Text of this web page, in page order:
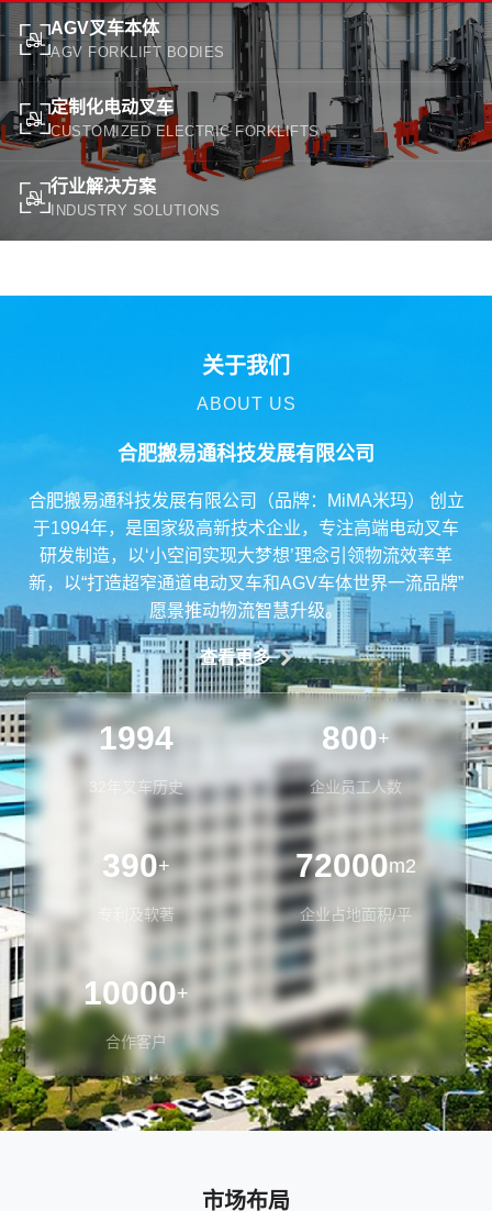
AGV叉车本体
AGV FORKLIFT BODIES
定制化电动叉车
CUSTOMIZED ELECTRIC FORKLIFTS
行业解决方案
INDUSTRY SOLUTIONS
关于我们
ABOUT US
合肥搬易通科技发展有限公司
合肥搬易通科技发展有限公司（品牌：MiMA米玛） 创立
于1994年，是国家级高新技术企业，专注高端电动叉车
研发制造，以‘小空间实现大梦想’理念引领物流效率革
新，以“打造超窄通道电动叉车和AGV车体世界一流品牌”
愿景推动物流智慧升级。
查看更多
1994
32年叉车历史
800+
企业员工人数
390+
专利及软著
72000m2
企业占地面积/平
10000+
合作客户
市场布局